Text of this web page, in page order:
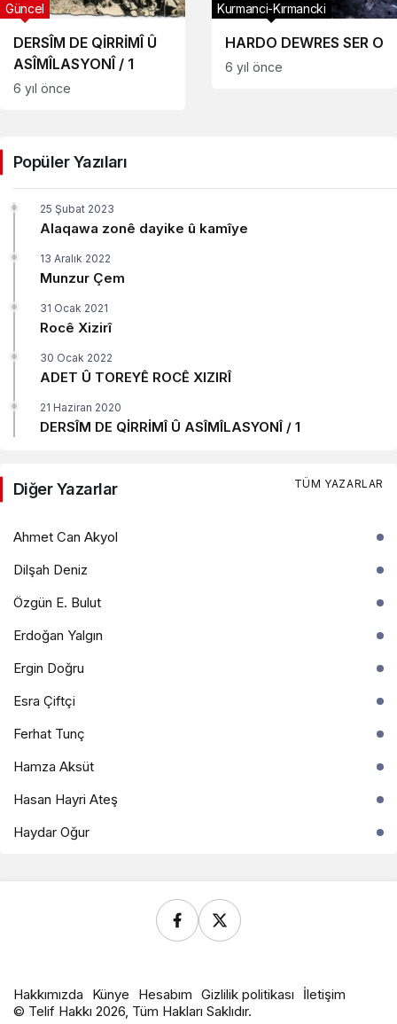
DERSÎM DE QİRRİMÎ Û
ASÎMÎLASYONÎ / 1
Güncel
6 yıl önce
HARDO DEWRES SER O
Kurmanci-Kırmancki
6 yıl önce
Popüler Yazıları
Alaqawa zonê dayike û kamîye
25 Şubat 2023
Munzur Çem
13 Aralık 2022
Rocê Xizirî
31 Ocak 2021
ADET Û TOREYÊ ROCÊ XIZIRÎ
30 Ocak 2022
DERSÎM DE QİRRİMÎ Û ASÎMÎLASYONÎ / 1
21 Haziran 2020
Diğer Yazarlar TÜM YAZARLAR
Ahmet Can Akyol
Dilşah Deniz
Özgün E. Bulut
Erdoğan Yalgın
Ergin Doğru
Esra Çiftçi
Ferhat Tunç
Hamza Aksüt
Hasan Hayri Ateş
Haydar Oğur
Hakkımızda Künye Hesabım Gizlilik politikası
İletişim
© Telif Hakkı 2026, Tüm Hakları Saklıdır.